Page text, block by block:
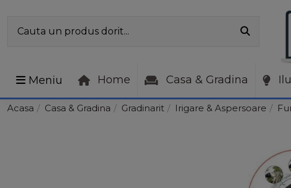
Meniu Home Casa & Gradina
Acasa Casa & Gradina Gradinarit Irigare & Aspersoare